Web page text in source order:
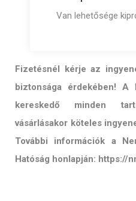
Van lehetősége
Fizetésnél kérje az
biztonsága érdekében! A
kereskedő minden
vásárlásakor köteles
További információk a
Hatóság honlapján: https://